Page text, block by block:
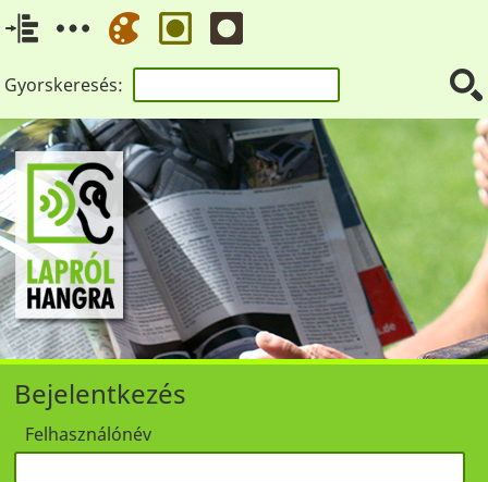
Gyorskeresés:
Bejelentkezés
Felhasználónév